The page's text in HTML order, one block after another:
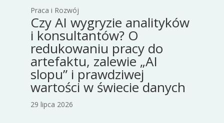
Praca i Rozwój
Czy AI wygryzie analityków
i konsultantów? O
redukowaniu pracy do
artefaktu, zalewie „AI
slopu” i prawdziwej
wartości w świecie danych
29 lipca 2026